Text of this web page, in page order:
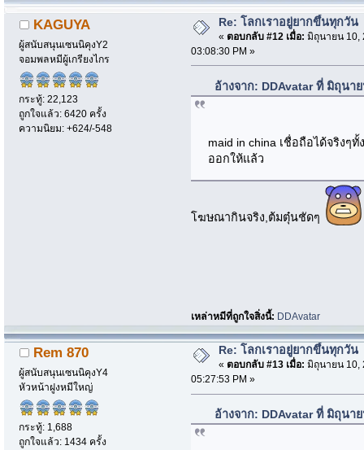
KAGUYA
ผู้สนับสนุนเซนนิคุงY2
จอมพลหมีผู้เกรียงไกร
กระทู้: 22,123
ถูกใจแล้ว: 6420 ครั้ง
ความนิยม: +624/-548
Re: โลกเราอยู่ยากขึ้นทุกวัน
« ตอบกลับ #12 เมื่อ: มิถุนายน 10,
03:08:30 PM »
อ้างจาก: DDAvatar ที่ มิถุนา
maid in china เชื่อถือได้จริง
ออกให้แล้ว
โฆษณากินจริง,ต้มตุ๋นชัดๆ
เหล่าหมีที่ถูกใจสิ่งนี้: DDAvatar
Rem 870
ผู้สนับสนุนเซนนิคุงY4
หัวหน้าฝูงหมีใหญ่
กระทู้: 1,688
ถูกใจแล้ว: 1434 ครั้ง
Re: โลกเราอยู่ยากขึ้นทุกวัน
« ตอบกลับ #13 เมื่อ: มิถุนายน 10,
05:27:53 PM »
อ้างจาก: DDAvatar ที่ มิถุนา